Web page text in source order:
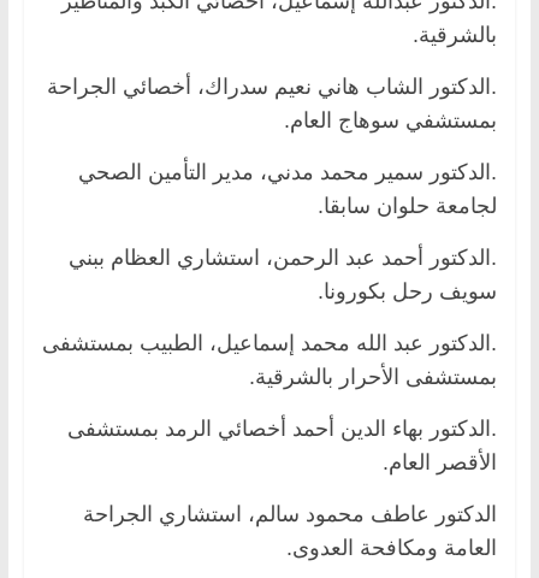
بالشرقية.
.الدكتور الشاب هاني نعيم سدراك، أخصائي الجراحة
بمستشفي سوهاج العام.
.الدكتور سمير محمد مدني، مدير التأمين الصحي
لجامعة حلوان سابقا.
.الدكتور أحمد عبد الرحمن، استشاري العظام ببني
سويف رحل بكورونا.
.الدكتور عبد الله محمد إسماعيل، الطبيب بمستشفى
بمستشفى الأحرار بالشرقية.
.الدكتور بهاء الدين أحمد أخصائي الرمد بمستشفى
الأقصر العام.
الدكتور عاطف محمود سالم، استشاري الجراحة
العامة ومكافحة العدوى.